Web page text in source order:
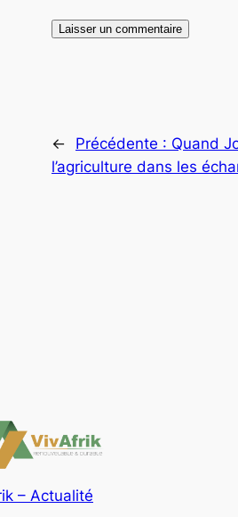
← Précédente : Quand
l’agriculture dans les
– Actualité